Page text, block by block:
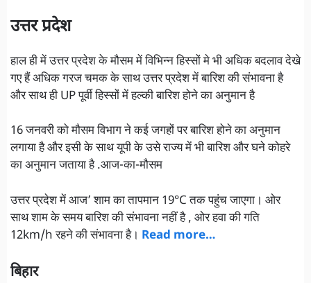
उत्तर प्रदेश
हाल ही में उत्तर प्रदेश के मौसम में विभिन्न हिस्सों मे भी अधिक बदलाव देखे
गए हैं अधिक गरज चमक के साथ उत्तर प्रदेश में बारिश की संभावना है
और साथ ही UP पूर्वी हिस्सों में हल्की बारिश होने का अनुमान है
16 जनवरी को मौसम विभाग ने कई जगहों पर बारिश होने का अनुमान
लगाया है और इसी के साथ यूपी के उसे राज्य में भी बारिश और घने कोहरे
का अनुमान जताया है .आज-का-मौसम
उत्तर प्रदेश में आज’ शाम का तापमान 19°C तक पहुंच जाएगा। ओर
साथ शाम के समय बारिश की संभावना नहीं है , ओर हवा की गति
12km/h रहने की संभावना है। Read more…
बिहार